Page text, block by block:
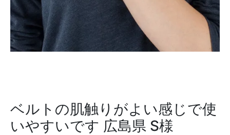
ベルトの肌触りがよい感じで使
いやすいです 広島県 S様